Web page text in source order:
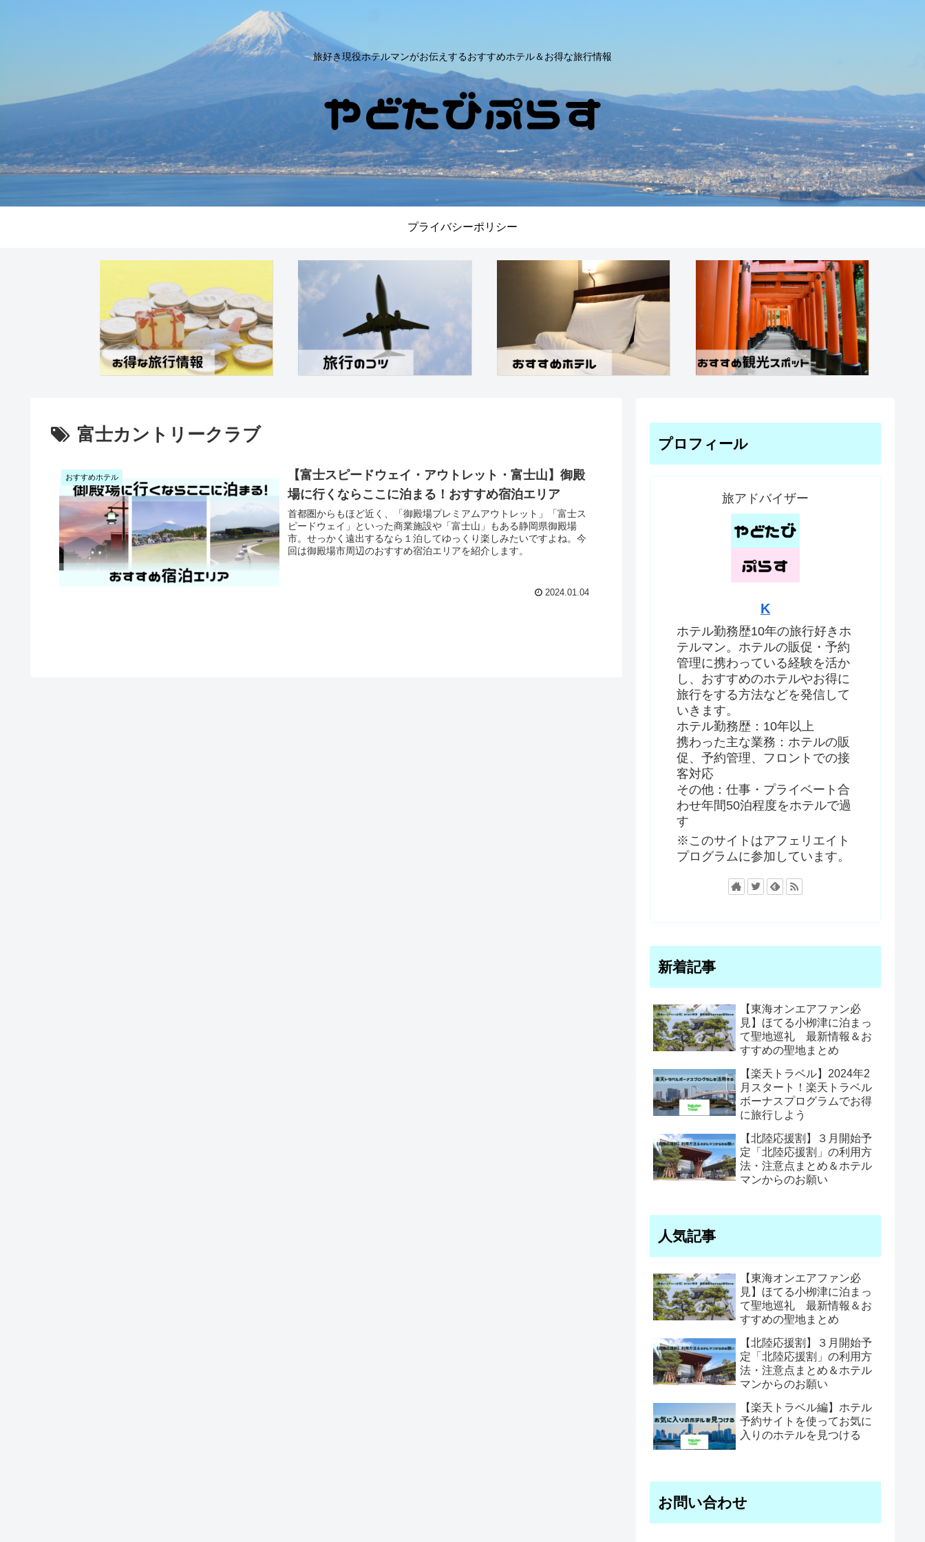
旅好き現役ホテルマンがお伝えするおすすめホテル＆お得な旅行情報
プライバシーポリシー
富士カントリークラブ
おすすめホテル
【富士スピードウェイ・アウトレット・富士山】御殿
場に行くならここに泊まる！おすすめ宿泊エリア
首都圏からもほど近く、「御殿場プレミアムアウトレット」「富士ス
ピードウェイ」といった商業施設や「富士山」もある静岡県御殿場
市。せっかく遠出するなら１泊してゆっくり楽しみたいですよね。今
回は御殿場市周辺のおすすめ宿泊エリアを紹介します。
2024.01.04
プロフィール
旅アドバイザー
K
ホテル勤務歴10年の旅行好きホ
テルマン。ホテルの販促・予約
管理に携わっている経験を活か
し、おすすめのホテルやお得に
旅行をする方法などを発信して
いきます。
ホテル勤務歴：10年以上
携わった主な業務：ホテルの販
促、予約管理、フロントでの接
客対応
その他：仕事・プライベート合
わせ年間50泊程度をホテルで過
す
※このサイトはアフェリエイト
プログラムに参加しています。
新着記事
【東海オンエアファン必
見】ほてる小栁津に泊まっ
て聖地巡礼 最新情報＆お
すすめの聖地まとめ
【楽天トラベル】2024年2
月スタート！楽天トラベル
ボーナスプログラムでお得
に旅行しよう
【北陸応援割】３月開始予
定「北陸応援割」の利用方
法・注意点まとめ＆ホテル
マンからのお願い
人気記事
【東海オンエアファン必
見】ほてる小栁津に泊まっ
て聖地巡礼 最新情報＆お
すすめの聖地まとめ
【北陸応援割】３月開始予
定「北陸応援割」の利用方
法・注意点まとめ＆ホテル
マンからのお願い
【楽天トラベル編】ホテル
予約サイトを使ってお気に
入りのホテルを見つける
お問い合わせ